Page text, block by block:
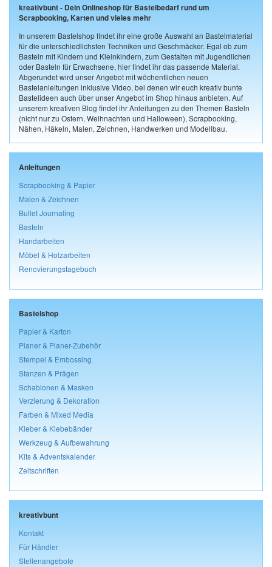
kreativbunt - Dein Onlineshop für Bastelbedarf rund um
Scrapbooking, Karten und vieles mehr
In unserem Bastelshop findet ihr eine große Auswahl an Bastelmaterial
für die unterschiedlichsten Techniken und Geschmäcker. Egal ob zum
Basteln mit Kindern und Kleinkindern, zum Gestalten mit Jugendlichen
oder Basteln für Erwachsene, hier findet ihr das passende Material.
Abgerundet wird unser Angebot mit wöchentlichen neuen
Bastelanleitungen inklusive Video, bei denen wir euch kreativ bunte
Bastelideen auch über unser Angebot im Shop hinaus anbieten. Auf
unserem kreativen Blog findet ihr Anleitungen zu den Themen Basteln
(nicht nur zu Ostern, Weihnachten und Halloween), Scrapbooking,
Nähen, Häkeln, Malen, Zeichnen, Handwerken und Modellbau.
Anleitungen
Scrapbooking & Papier
Malen & Zeichnen
Bullet Journaling
Basteln
Handarbeiten
Möbel & Holzarbeiten
Renovierungstagebuch
Bastelshop
Papier & Karton
Planer & Planer-Zubehör
Stempel & Embossing
Stanzen & Prägen
Schablonen & Masken
Verzierung & Dekoration
Farben & Mixed Media
Kleber & Klebebänder
Werkzeug & Aufbewahrung
Kits & Adventskalender
Zeitschriften
kreativbunt
Kontakt
Für Händler
Stellenangebote